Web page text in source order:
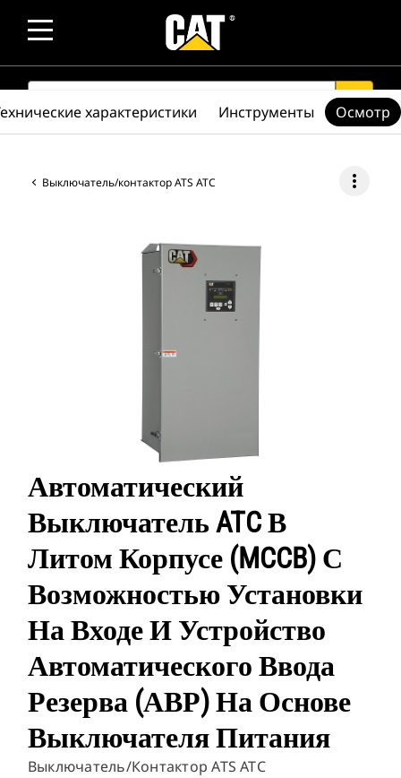
SEARCH search
Выключатель/контактор ATS ATC more_vert
Автоматический
Выключатель ATC В
Литом Корпусе (MCCB) С
Возможностью Установки
На Входе И Устройство
Автоматического Ввода
Резерва (АВР) На Основе
Выключателя Питания
Выключатель/контактор ATS ATC
характеристики Инструменты Осмотр